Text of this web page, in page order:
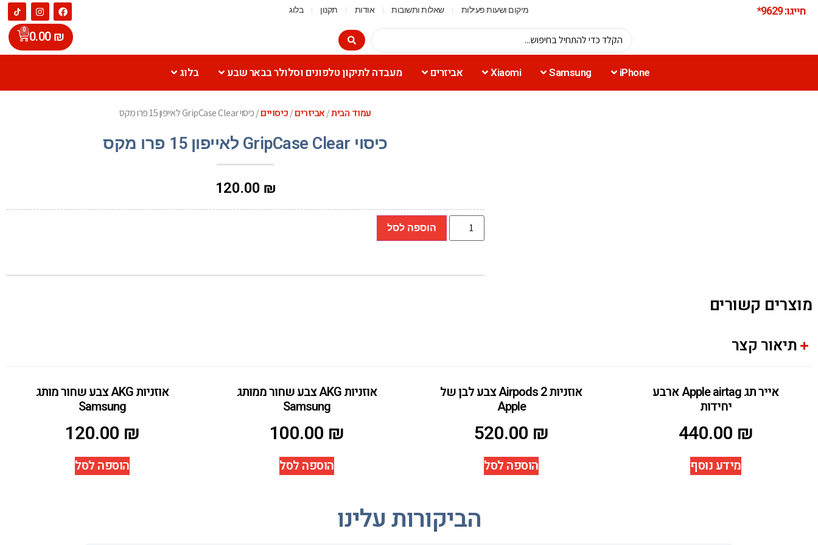
חייגו: 9629* מיקום ושעות פעילות שאלות ותשובות אודות תקנון בלוג
0.00₪
0
iPhone
Samsung
Xiaomi אביזרים מעבדה לתיקון טלפונים וסלולר בבאר שבע בלוג
עמוד הבית/אביזרים/כיסויים/ כיסוי GripCase Clear לאייפון 15 פרו מקס
כיסוי GripCase Clear לאייפון 15 פרו מקס
120.00 ₪
הוספה לסל
מוצרים קשורים
תיאור קצר
אייר תג Apple airtag ארבע
יחידות
440.00 ₪
מידע נוסף
אוזניות Airpods 2 צבע לבן של
Apple
520.00 ₪
הוספה לסל
אוזניות AKG צבע שחור ממותג
Samsung
100.00 ₪
הוספה לסל
אוזניות AKG צבע שחור מותג
Samsung
120.00 ₪
הוספה לסל
הביקורות עלינו